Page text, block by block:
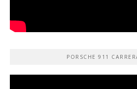
PORSCHE 911